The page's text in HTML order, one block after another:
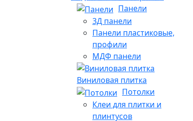
Панели
3Д панели
Панели пластиковые,
профили
МДФ панели
Виниловая плитка
Потолки
Клеи для плитки и
плинтусов